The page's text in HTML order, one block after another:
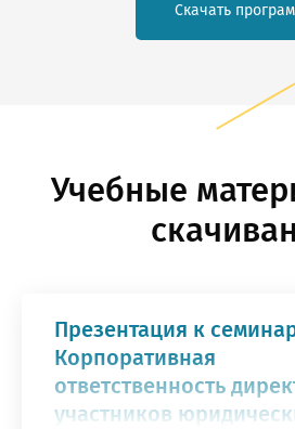
Скачать
Учебные
Презентация к
Корпоративная
ответственность
участников